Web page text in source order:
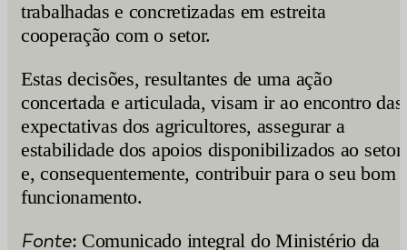
trabalhadas e concretizadas em estreita
cooperação com o setor.
Estas decisões, resultantes de uma ação
concertada e articulada, visam ir ao encontro das
expectativas dos agricultores, assegurar a
estabilidade dos apoios disponibilizados ao setor
e, consequentemente, contribuir para o seu bom
funcionamento.
Fonte: Comunicado integral do Ministério da